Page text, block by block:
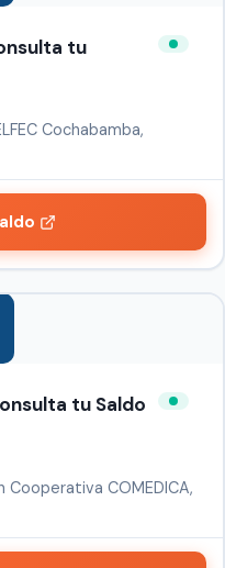
tu
Cochabamba,
tu Saldo
COMEDICA,